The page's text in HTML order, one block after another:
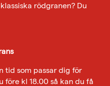
rödgranen? Du
tid som passar dig för
före kl 18.00 så kan du få